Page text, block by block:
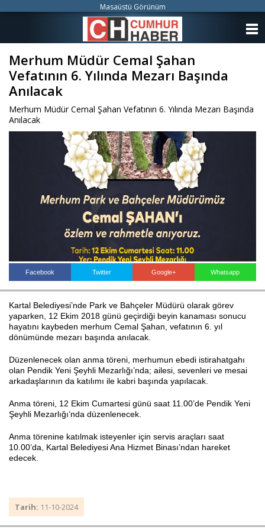
Merhum Müdür Cemal Şahan
Vefatının 6. Yılında Mezarı Başında
Anılacak
Merhum Müdür Cemal Şahan Vefatının 6. Yılında Mezarı Başında
Anılacak
Facebook Twitter Google+ Whatsapp
Kartal Belediyesi’nde Park ve Bahçeler Müdürü olarak görev
yaparken, 12 Ekim 2018 günü geçirdiği beyin kanaması sonucu
hayatını kaybeden merhum Cemal Şahan, vefatının 6. yıl
dönümünde mezarı başında anılacak.
Düzenlenecek olan anma töreni, merhumun ebedi istirahatgahı
olan Pendik Yeni Şeyhli Mezarlığı’nda; ailesi, sevenleri ve mesai
arkadaşlarının da katılımı ile kabri başında yapılacak.
Anma töreni, 12 Ekim Cumartesi günü saat 11.00’de Pendik Yeni
Şeyhli Mezarlığı’nda düzenlenecek.
Anma törenine katılmak isteyenler için servis araçları saat
10.00’da, Kartal Belediyesi Ana Hizmet Binası’ndan hareket
edecek.
Tarih: 11-10-2024
Masaüstü Görünüm
YAZARLAR
ANKETLER
FOTO GALERİ
VİDEO GALERİ
KÜNYE
Haberin Doğru Adresi.